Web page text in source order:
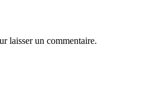
laisser un commentaire.